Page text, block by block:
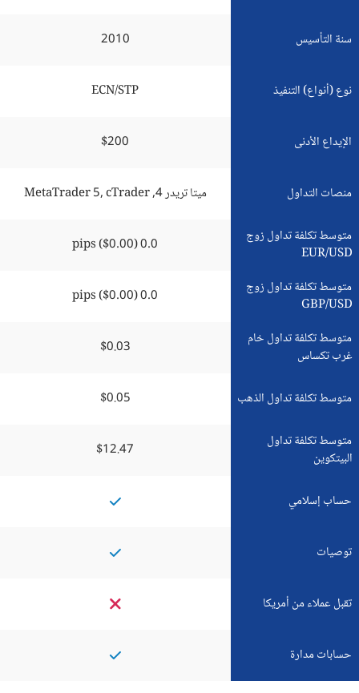
سنة التأسيس 2010
نوع (أنواع) التنفيذ ECN/STP
الإيداع الأدنى $200
منصات التداول ميتا تريدر 4, MetaTrader 5, cTrader
متوسط تكلفة تداول زوج
EUR/USD
0.0 pips ($0.00)
متوسط تكلفة تداول زوج
GBP/USD
0.0 pips ($0.00)
متوسط تكلفة تداول خام
غرب تكساس
$0.03
متوسط تكلفة تداول الذهب $0.05
متوسط تكلفة تداول
البيتكوين
$12.47
حساب إسلامي
توصيات
تقبل عملاء من أمريكا
حسابات مدارة